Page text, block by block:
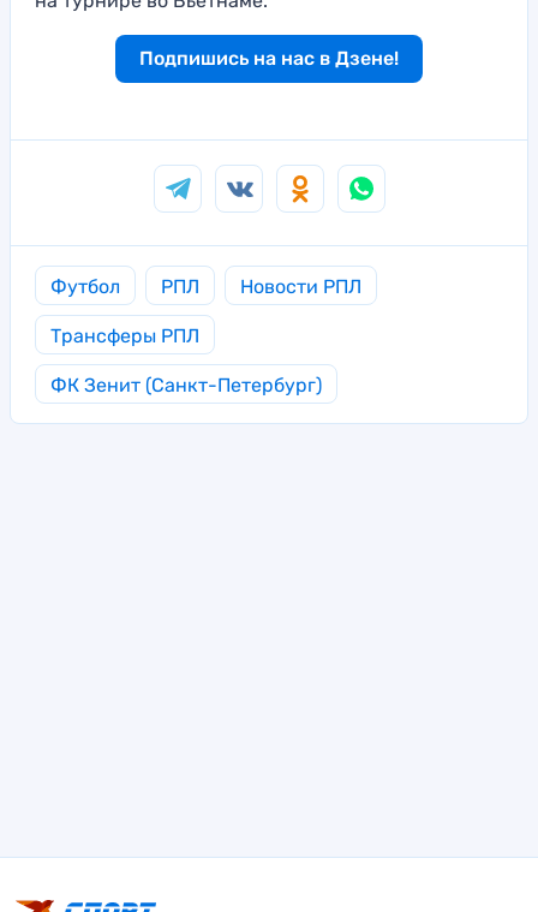
Подпишись на нас в Дзене!
Футбол РПЛ Новости РПЛ
Трансферы РПЛ
ФК Зенит (Санкт-Петербург)